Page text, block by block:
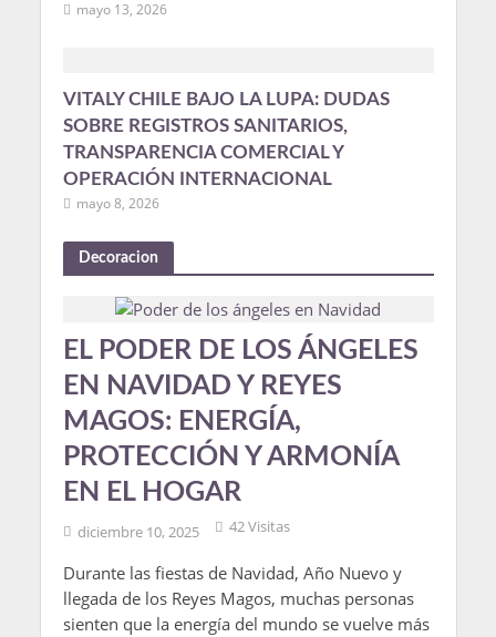
mayo 13, 2026
VITALY CHILE BAJO LA LUPA: DUDAS
SOBRE REGISTROS SANITARIOS,
TRANSPARENCIA COMERCIAL Y
OPERACIÓN INTERNACIONAL
mayo 8, 2026
Decoracion
EL PODER DE LOS ÁNGELES
EN NAVIDAD Y REYES
MAGOS: ENERGÍA,
PROTECCIÓN Y ARMONÍA
EN EL HOGAR
diciembre 10, 2025 42 Visitas
Durante las fiestas de Navidad, Año Nuevo y
llegada de los Reyes Magos, muchas personas
sienten que la energía del mundo se vuelve más